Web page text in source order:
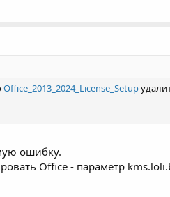
Office_2013_2024_License_Setup
ошибку.
Office - параметр